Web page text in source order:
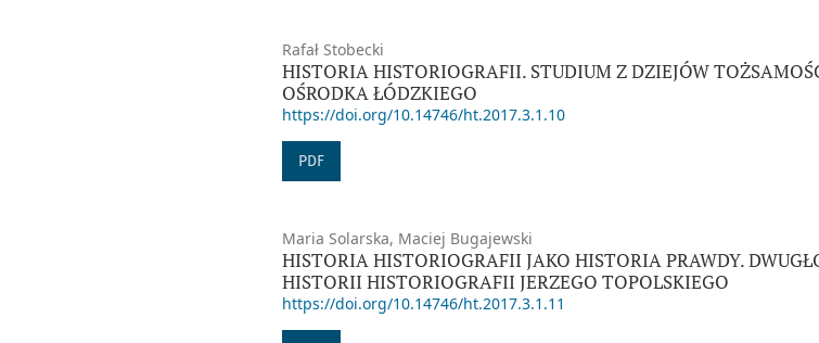
Rafał Stobecki
HISTORIA HISTORIOGRAFII. STUDIUM Z DZIEJÓW
OŚRODKA ŁÓDZKIEGO
https://doi.org/10.14746/ht.2017.3.1.10
PDF
Maria Solarska, Maciej Bugajewski
HISTORIA HISTORIOGRAFII JAKO HISTORIA PRAWDY.
HISTORII HISTORIOGRAFII JERZEGO TOPOLSKIEGO
https://doi.org/10.14746/ht.2017.3.1.11